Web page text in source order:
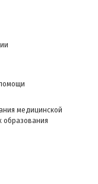
медицинской